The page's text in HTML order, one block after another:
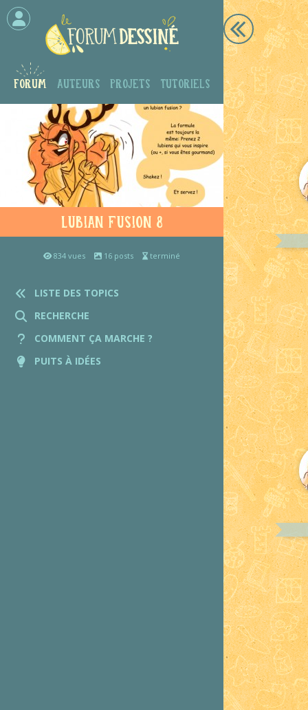
Forum Auteurs Projets Tutoriels
Lubian fusion 8
834 vues 16 posts terminé
LISTE DES TOPICS
RECHERCHE
COMMENT ÇA MARCHE ?
PUITS À IDÉES